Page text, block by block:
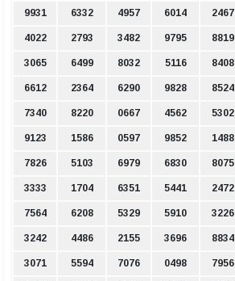
9931 6332 4957 6014 2467
4022 2793 3482 9795 8819
3065 6499 8032 5116 8408
6612 2364 6290 9828 8524
7340 8220 0667 4562 5302
9123 1586 0597 9852 1488
7826 5103 6979 6830 8075
3333 1704 6351 5441 2472
7564 6208 5329 5910 3226
3242 4486 2155 3696 8834
3071 5594 7076 0498 7956